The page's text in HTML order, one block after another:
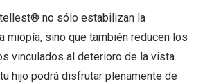
no sólo estabilizan la
miopía, sino que también reducen los
vinculados al deterioro de la vista.
hijo podrá disfrutar plenamente de